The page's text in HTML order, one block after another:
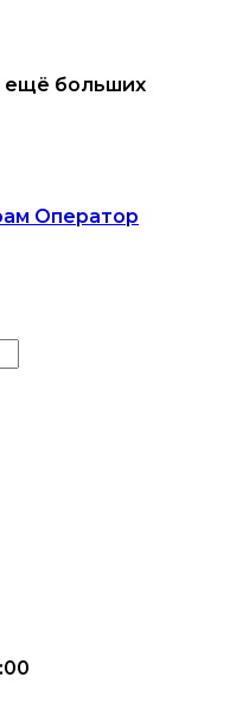
ещё больших
Оператор